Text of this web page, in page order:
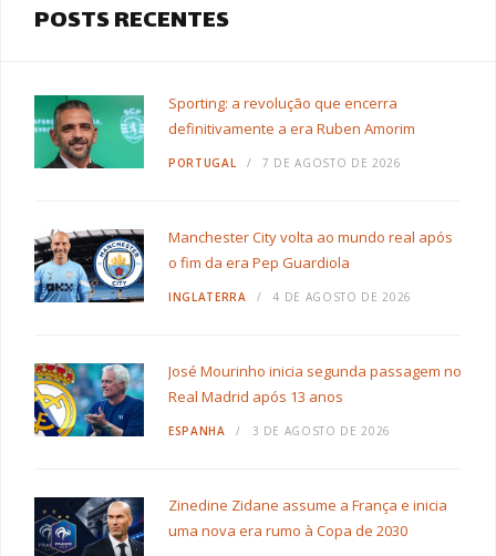
POSTS RECENTES
Sporting: a revolução que encerra
definitivamente a era Ruben Amorim
PORTUGAL 7 DE AGOSTO DE 2026
Manchester City volta ao mundo real após
o fim da era Pep Guardiola
INGLATERRA 4 DE AGOSTO DE 2026
José Mourinho inicia segunda passagem no
Real Madrid após 13 anos
ESPANHA 3 DE AGOSTO DE 2026
Zinedine Zidane assume a França e inicia
uma nova era rumo à Copa de 2030